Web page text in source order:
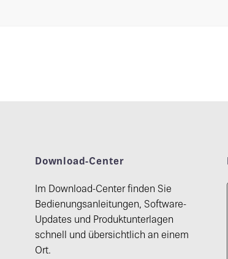
Download-Center
Im Download-Center finden Sie
Bedienungsanleitungen, Software-
Updates und Produktunterlagen
schnell und übersichtlich an einem
Ort.